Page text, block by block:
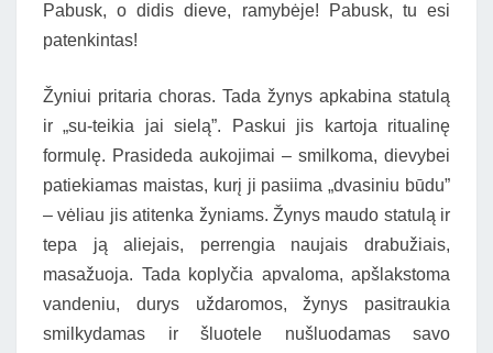
Pabusk, o didis dieve, ramybėje! Pabusk, tu esi
patenkintas!
Žyniui pritaria choras. Tada žynys apkabina statulą
ir „su-teikia jai sielą”. Paskui jis kartoja ritualinę
formulę. Prasideda aukojimai – smilkoma, dievybei
patiekiamas maistas, kurį ji pasiima „dvasiniu būdu”
– vėliau jis atitenka žyniams. Žynys maudo statulą ir
tepa ją aliejais, perrengia naujais drabužiais,
masažuoja. Tada koplyčia apvaloma, apšlakstoma
vandeniu, durys uždaromos, žynys pasitraukia
smilkydamas ir šluotele nušluodamas savo